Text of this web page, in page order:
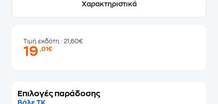
Χαρακτηριστικά
Τιμή εκδότη : 21,60€
19,01€
Επιλογές παράδοσης
Βάλε ΤΚ